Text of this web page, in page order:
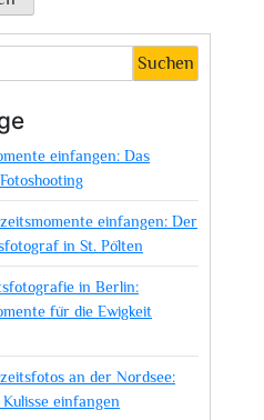
Suchen
einfangen: Das
einfangen: Der
in St. Pölten
in Berlin:
für die Ewigkeit
an der Nordsee:
einfangen